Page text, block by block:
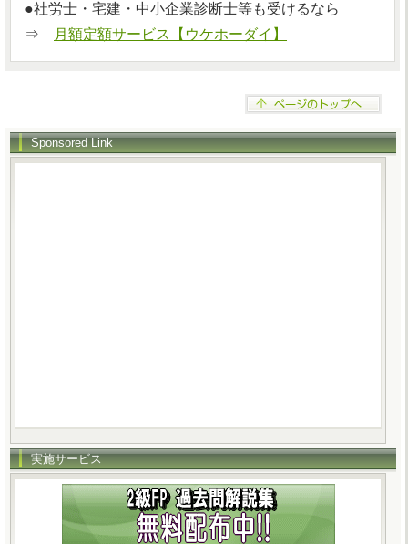
●社労士・宅建・中小企業診断士等も受けるなら
⇒
月額定額サービス【ウケホーダイ】
Sponsored Link
実施サービス